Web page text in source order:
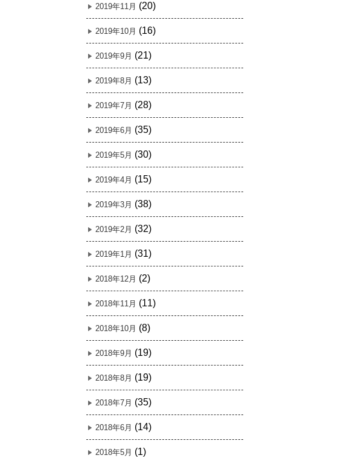
2019年11月 (20)
2019年10月 (16)
2019年9月 (21)
2019年8月 (13)
2019年7月 (28)
2019年6月 (35)
2019年5月 (30)
2019年4月 (15)
2019年3月 (38)
2019年2月 (32)
2019年1月 (31)
2018年12月 (2)
2018年11月 (11)
2018年10月 (8)
2018年9月 (19)
2018年8月 (19)
2018年7月 (35)
2018年6月 (14)
2018年5月 (1)